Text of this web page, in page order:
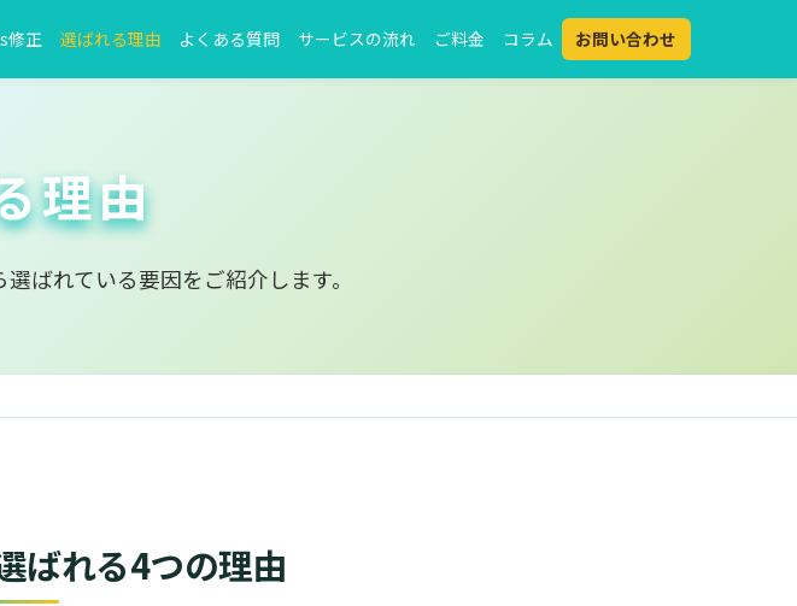
修正 選ばれる理由 よくある質問 サービスの流れ ご料金 コラム お問い合わせ
理由
ばれている要因をご紹介します。
ばれる4つの理由